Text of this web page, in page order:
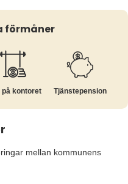
förmåner
på kontoret Tjänste­pension
mellan kommunens